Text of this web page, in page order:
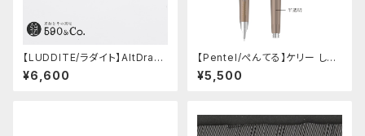
【LUDDITE/ラダイト】AltDraw
0.5 シルバー(ウォルナット)
¥6,600
【Pentel/ぺんてる】ケリー しー
さーコラボ限定カラー
¥5,500